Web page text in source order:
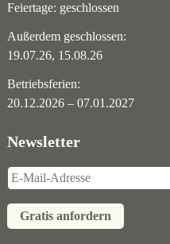
Feiertage: geschlossen
Außerdem geschlossen:
19.07.26, 15.08.26
Betriebsferien:
20.12.2026 – 07.01.2027
Newsletter
Gratis anfordern